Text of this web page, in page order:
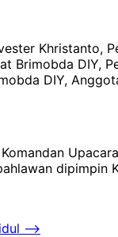
Khristanto,
DIY,
DIY,
dipimpin
⟶